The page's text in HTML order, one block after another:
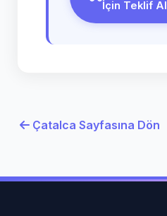
İçin Teklif Al
Çatalca Sayfasına Dön